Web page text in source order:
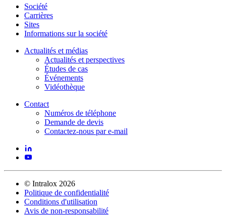
Société
Carrières
Sites
Informations sur la société
Actualités et médias
Actualités et perspectives
Études de cas
Événements
Vidéothèque
Contact
Numéros de téléphone
Demande de devis
Contactez-nous par e-mail
© Intralox 2026
Politique de confidentialité
Conditions d'utilisation
Avis de non-responsabilité